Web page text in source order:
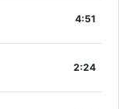
4:51
2:24